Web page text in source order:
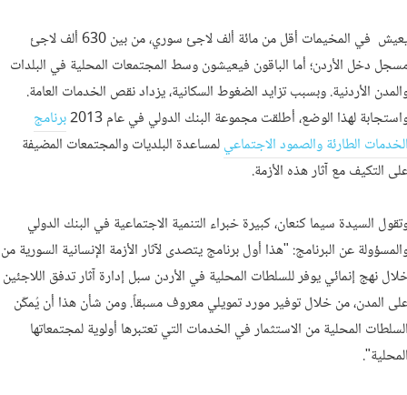
يعيش في المخيمات أقل من مائة ألف لاجئ سوري، من بين 630 ألف لاجئ
دخل الأردن؛ أما الباقون فيعيشون وسط المجتمعات المحلية في البلدات
الأردنية. وبسبب تزايد الضغوط السكانية، يزداد نقص الخدمات العامة.
لهذا الوضع، أطلقت مجموعة البنك الدولي في عام 2013
برنامج
الطارئة والصمود الاجتماعيلمساعدة البلديات والمجتمعات المضيفة
التكيف مع آثار هذه الأزمة.
السيدة سيما كنعان، كبيرة خبراء التنمية الاجتماعية في البنك الدولي
عن البرنامج: "هذا أول برنامج يتصدى لآثار الأزمة الإنسانية السورية من
نهج إنمائي يوفر للسلطات المحلية في الأردن سبل إدارة آثار تدفق اللاجئين
المدن، من خلال توفير مورد تمويلي معروف مسبقاً. ومن شأن هذا أن يُمكّن
المحلية من الاستثمار في الخدمات التي تعتبرها أولوية لمجتمعاتها